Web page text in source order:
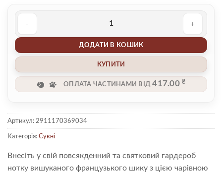
ДОДАТИ В КОШИК
КУПИТИ
ОПЛАТА ЧАСТИНАМИ ВІД417.00₴
Артикул: 2911170369034
Категорія: Сукні
Внесіть у свій повсякденний та святковий гардероб
нотку вишуканого французького шику з цією чарівною